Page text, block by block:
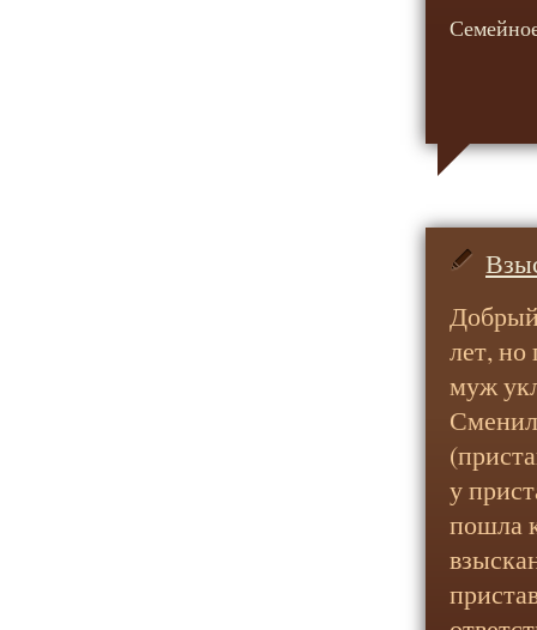
лет,
муж
Сменил
у
пошла